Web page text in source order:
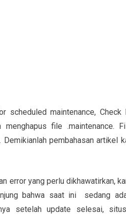
scheduled maintenance,
file .maintenance.
pembahasan artikel
error yang perlu dikhawatirkan,
bahwa saat ini sedang
setelah update selesai,